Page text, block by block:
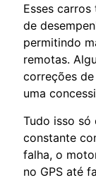
Esses
de
permitindo
remotas.
correções
uma
Tudo isso só
constante
falha, o
no GPS até